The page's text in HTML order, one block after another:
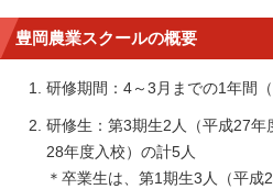
豊岡農業スクールの概要
研修期間：4～3月までの1年間
研修生：第3期生2人（平成27
28年度入校）の計5人
＊卒業生は、第1期生3人（平成